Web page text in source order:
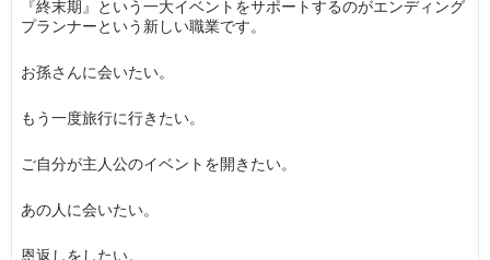
『終末期』という一大イベントをサポートするのがエンディング
プランナーという新しい職業です。
お孫さんに会いたい。
もう一度旅行に行きたい。
ご自分が主人公のイベントを開きたい。
あの人に会いたい。
恩返しをしたい。